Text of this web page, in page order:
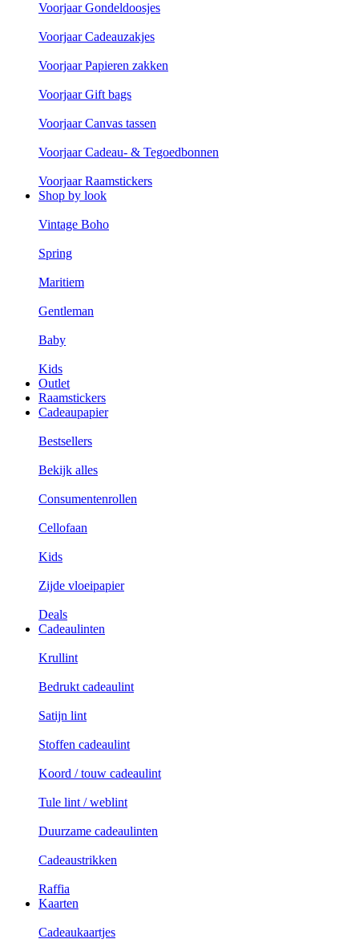
Voorjaar Gondeldoosjes
Voorjaar Cadeauzakjes
Voorjaar Papieren zakken
Voorjaar Gift bags
Voorjaar Canvas tassen
Voorjaar Cadeau- & Tegoedbonnen
Voorjaar Raamstickers
Shop by look
Vintage Boho
Spring
Maritiem
Gentleman
Baby
Kids
Outlet
Raamstickers
Cadeaupapier
Bestsellers
Bekijk alles
Consumentenrollen
Cellofaan
Kids
Zijde vloeipapier
Deals
Cadeaulinten
Krullint
Bedrukt cadeaulint
Satijn lint
Stoffen cadeaulint
Koord / touw cadeaulint
Tule lint / weblint
Duurzame cadeaulinten
Cadeaustrikken
Raffia
Kaarten
Cadeaukaartjes